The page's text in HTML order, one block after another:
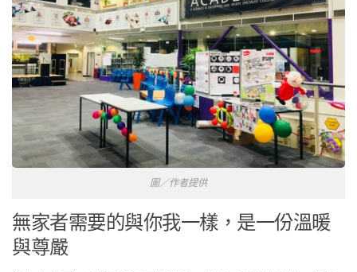
圖／作者提供
無家者需要的與你我一樣，是一份溫暖
與尊嚴